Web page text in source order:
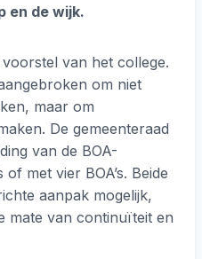
en de wijk.
van het college.
om niet
maar om
De gemeenteraad
van de BOA-
of met vier BOA’s. Beide
aanpak mogelijk,
mate van continuïteit en